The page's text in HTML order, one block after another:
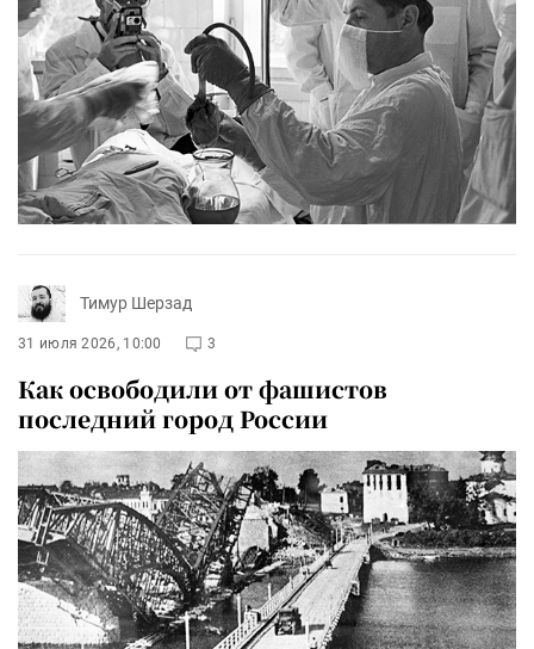
Тимур Шерзад
31 июля 2026, 10:00 3
Как освободили от фашистов
последний город России